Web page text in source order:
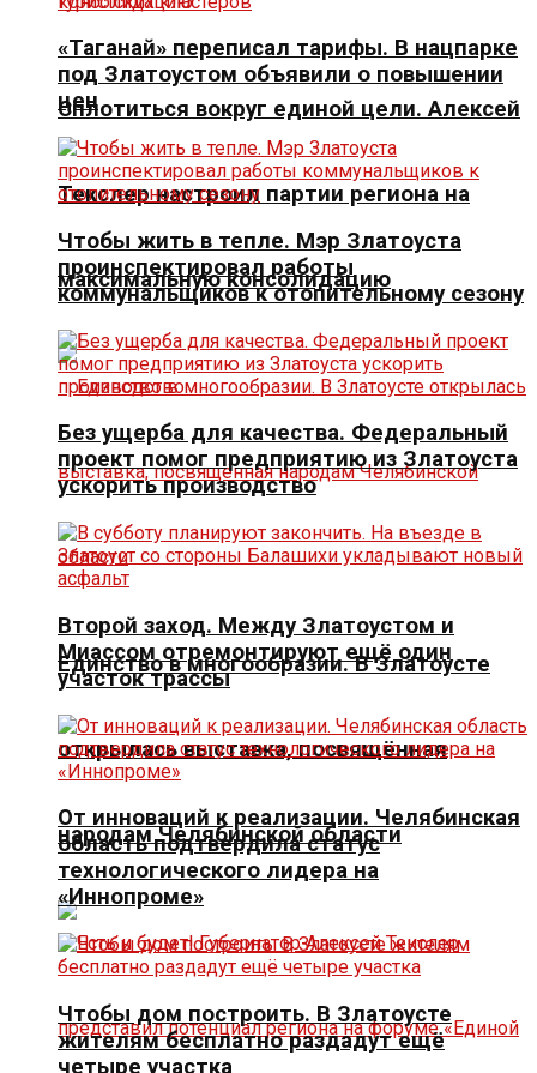
Сплотиться вокруг единой цели. Алексей
Текслер настроил партии региона на
максимальную консолидацию
Единство в многообразии. В Златоусте
открылась выставка, посвящённая
народам Челябинской области
«Таганай» переписал тарифы. В нацпарке
под Златоустом объявили о повышении
цен
Чтобы жить в тепле. Мэр Златоуста
проинспектировал работы
коммунальщиков к отопительному сезону
Без ущерба для качества. Федеральный
проект помог предприятию из Златоуста
ускорить производство
Второй заход. Между Златоустом и
Миассом отремонтируют ещё один
участок трассы
От инноваций к реализации. Челябинская
область подтвердила статус
технологического лидера на
«Иннопроме»
Чтобы дом построить. В Златоусте
жителям бесплатно раздадут ещё
четыре участка